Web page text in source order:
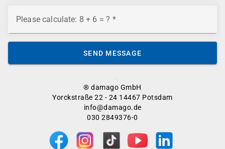
® damago GmbH
Yorckstraße 22 - 24 14467 Potsdam
info@damago.de
030 2849376-0
Please calculate: 8 + 6 = ?
SEND MESSAGE